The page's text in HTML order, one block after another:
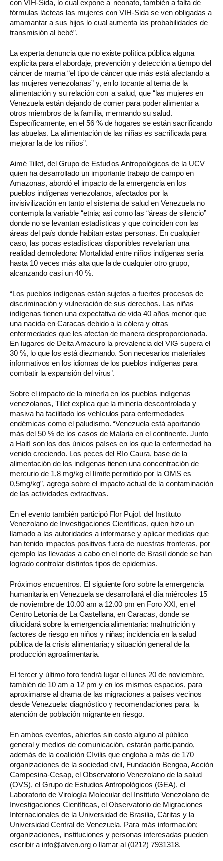
con VIH-Sida, lo cual expone al neonato, también a falta de
fórmulas lácteas las mujeres con VIH-Sida se ven obligadas a
amamantar a sus hijos lo cual aumenta las probabilidades de
transmisión al bebé”.
La experta denuncia que no existe política pública alguna
explícita para el abordaje, prevención y detección a tiempo del
cáncer de mama “el tipo de cáncer que más está afectando a
las mujeres venezolanas” y, en lo tocante al tema de la
alimentación y su relación con la salud, que “las mujeres en
Venezuela están dejando de comer para poder alimentar a
otros miembros de la familia, mermando su salud.
Específicamente, en el 56 % de hogares se están sacrificando
las abuelas. La alimentación de las niñas es sacrificada para
mejorar la de los niños”.
Aimé Tillet, del Grupo de Estudios Antropológicos de la UCV
quien ha desarrollado un importante trabajo de campo en
Amazonas, abordó el impacto de la emergencia en los
pueblos indígenas venezolanos, afectados por la
invisivilización en tanto el sistema de salud en Venezuela no
contempla la variable “etnia; así como las “áreas de silencio”
donde no se levantan estadísticas y que coinciden con las
áreas del país donde habitan estas personas. En cualquier
caso, las pocas estadísticas disponibles revelarían una
realidad demoledora: Mortalidad entre niños indígenas sería
hasta 10 veces más alta que la de cualquier otro grupo,
alcanzando casi un 40 %.
“Los pueblos indígenas están sujetos a fuertes procesos de
discriminación y vulneración de sus derechos. Las niñas
indígenas tienen una expectativa de vida 40 años menor que
una nacida en Caracas debido a la cólera y otras
enfermedades que les afectan de manera desproporcionada.
En lugares de Delta Amacuro la prevalencia del VIG supera el
30 %, lo que los está diezmando. Son necesarios materiales
informativos en los idiomas de los pueblos indígenas para
combatir la expansión del virus”.
Sobre el impacto de la minería en los pueblos indígenas
venezolanos, Tillet explica que la minería descontrolada y
masiva ha facilitado los vehículos para enfermedades
endémicas como el paludismo. “Venezuela está aportando
más del 50 % de los casos de Malaria en el continente. Junto
a Haití son los dos únicos países en los que la enfermedad ha
venido creciendo. Los peces del Río Caura, base de la
alimentación de los indígenas tienen una concentración de
mercurio de 1,8 mg/kg el límite permitido por la OMS es
0,5mg/kg”, agrega sobre el impacto actual de la contaminación
de las actividades extractivas.
En el evento también participó Flor Pujol, del Instituto
Venezolano de Investigaciones Científicas, quien hizo un
llamado a las autoridades a informarse y aplicar medidas que
han tenido impactos positivos fuera de nuestras fronteras, por
ejemplo las llevadas a cabo en el norte de Brasil donde se han
logrado controlar distintos tipos de epidemias.
Próximos encuentros. El siguiente foro sobre la emergencia
humanitaria en Venezuela se desarrollará el día miércoles 15
de noviembre de 10.00 am a 12.00 pm en Foro XXI, en el
Centro Letonia de La Castellana, en Caracas, donde se
dilucidará sobre la emergencia alimentaria: malnutrición y
factores de riesgo en niños y niñas; incidencia en la salud
pública de la crisis alimentaria; y situación general de la
producción agroalimentaria.
El tercer y último foro tendrá lugar el lunes 20 de noviembre,
también de 10 am a 12 pm y en los mismos espacios, para
aproximarse al drama de las migraciones a países vecinos
desde Venezuela: diagnóstico y recomendaciones para la
atención de población migrante en riesgo.
En ambos eventos, abiertos sin costo alguno al público
general y medios de comunicación, estarán participando,
además de la coalición Cívilis que engloba a más de 170
organizaciones de la sociedad civil, Fundación Bengoa, Acción
Campesina-Cesap, el Observatorio Venezolano de la salud
(OVS), el Grupo de Estudios Antropológicos (GEA), el
Laboratorio de Virología Molecular del Instituto Venezolano de
Investigaciones Científicas, el Observatorio de Migraciones
Internacionales de la Universidad de Brasilia, Cáritas y la
Universidad Central de Venezuela. Para más información;
organizaciones, instituciones y personas interesadas pueden
escribir a info@aiven.org o llamar al (0212) 7931318.